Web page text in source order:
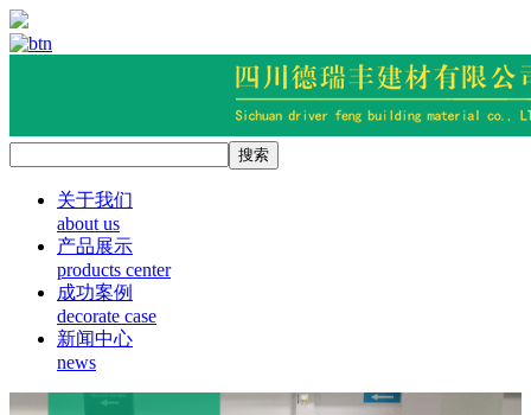
关于我们
about us
产品展示
products center
成功案例
decorate case
新闻中心
news